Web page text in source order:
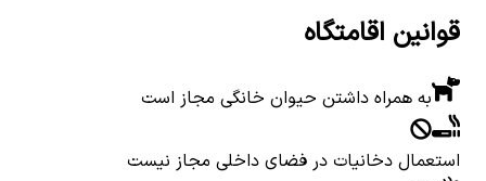
قوانین اقامتگاه
به همراه داشتن حیوان خانگی مجاز است
استعمال دخانیات در فضای داخلی مجاز نیست